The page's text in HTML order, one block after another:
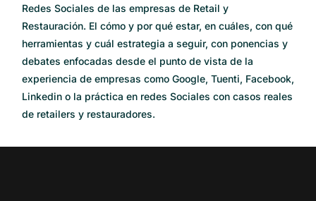
Redes Sociales de las empresas de Retail y
Restauración. El cómo y por qué estar, en cuáles, con qué
herramientas y cuál estrategia a seguir, con ponencias y
debates enfocadas desde el punto de vista de la
experiencia de empresas como Google, Tuenti, Facebook,
Linkedin o la práctica en redes Sociales con casos reales
de retailers y restauradores.